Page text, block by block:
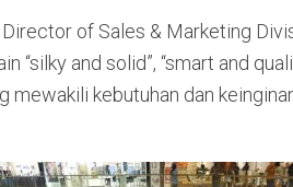
of Sales & Marketing
“silky and solid”, “smart and
mewakili kebutuhan dan